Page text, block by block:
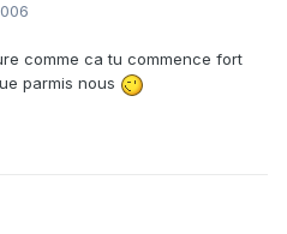
comme ca tu commence fort
parmis nous